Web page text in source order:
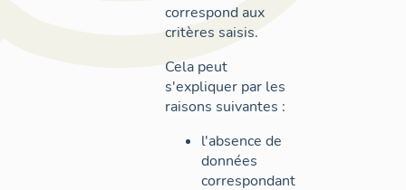
correspond aux
critères saisis.
Cela peut
s'expliquer par les
raisons suivantes :
l'absence de
données
correspondant